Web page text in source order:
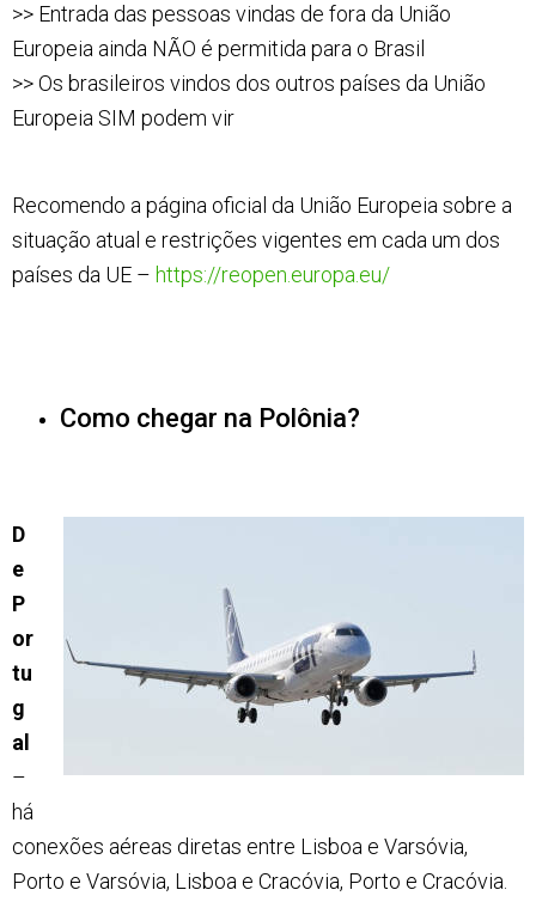
>> Entrada das pessoas vindas de fora da União
Europeia ainda NÃO é permitida para o Brasil
>> Os brasileiros vindos dos outros países da União
Europeia SIM podem vir
Recomendo a página oficial da União Europeia sobre a
situação atual e restrições vigentes em cada um dos
países da UE – https://reopen.europa.eu/
Como chegar na Polônia?
D
e
P
or
tu
g
al
–
há
conexões aéreas diretas entre Lisboa e Varsóvia,
Porto e Varsóvia, Lisboa e Cracóvia, Porto e Cracóvia.